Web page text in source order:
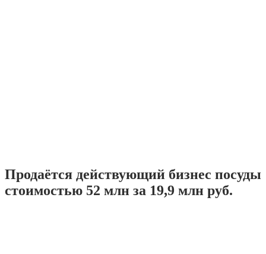
Продаётся действующий бизнес посуды
стоимостью 52 млн за 19,9 млн руб.